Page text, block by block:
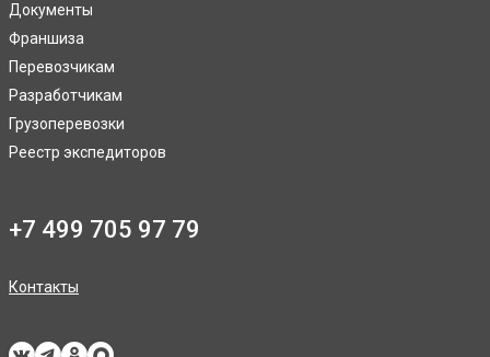
Документы
Франшиза
Перевозчикам
Разработчикам
Грузоперевозки
Реестр экспедиторов
+7 499 705 97 79
Контакты